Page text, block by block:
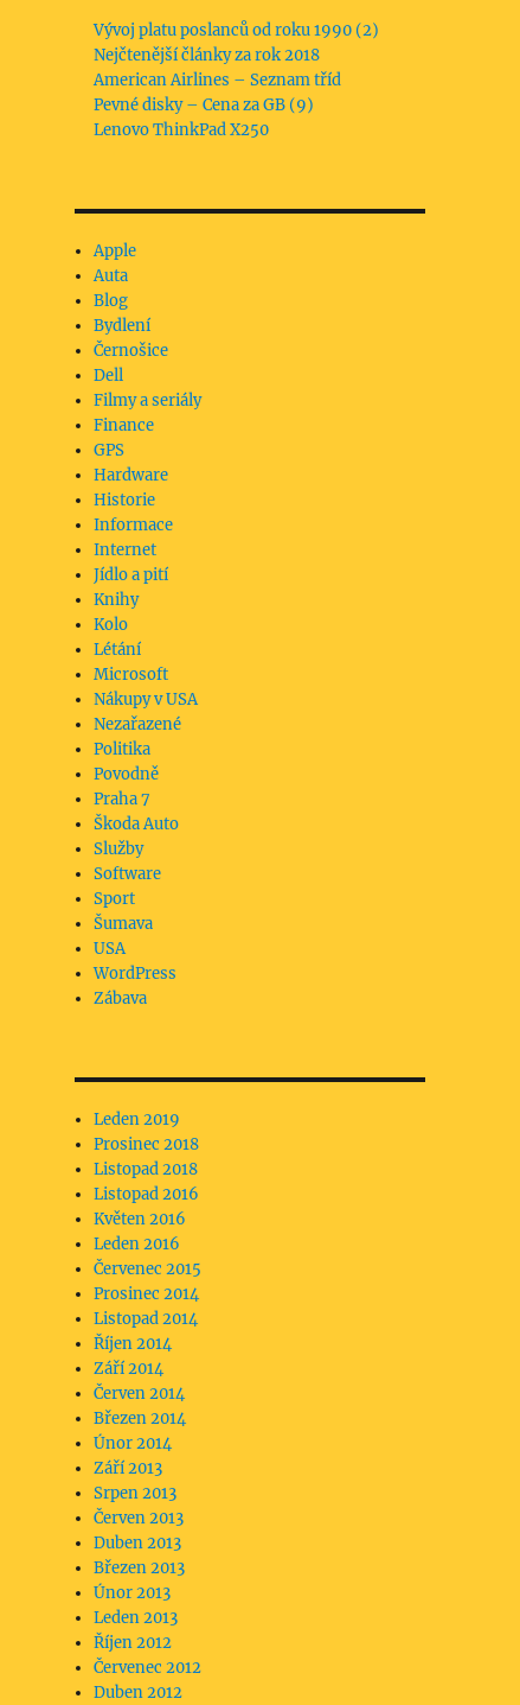
Vývoj platu poslanců od roku 1990 (2)
Nejčtenější články za rok 2018
American Airlines – Seznam tříd
Pevné disky – Cena za GB (9)
Lenovo ThinkPad X250
Apple
Auta
Blog
Bydlení
Černošice
Dell
Filmy a seriály
Finance
GPS
Hardware
Historie
Informace
Internet
Jídlo a pití
Knihy
Kolo
Létání
Microsoft
Nákupy v USA
Nezařazené
Politika
Povodně
Praha 7
Škoda Auto
Služby
Software
Sport
Šumava
USA
WordPress
Zábava
Leden 2019
Prosinec 2018
Listopad 2018
Listopad 2016
Květen 2016
Leden 2016
Červenec 2015
Prosinec 2014
Listopad 2014
Říjen 2014
Září 2014
Červen 2014
Březen 2014
Únor 2014
Září 2013
Srpen 2013
Červen 2013
Duben 2013
Březen 2013
Únor 2013
Leden 2013
Říjen 2012
Červenec 2012
Duben 2012